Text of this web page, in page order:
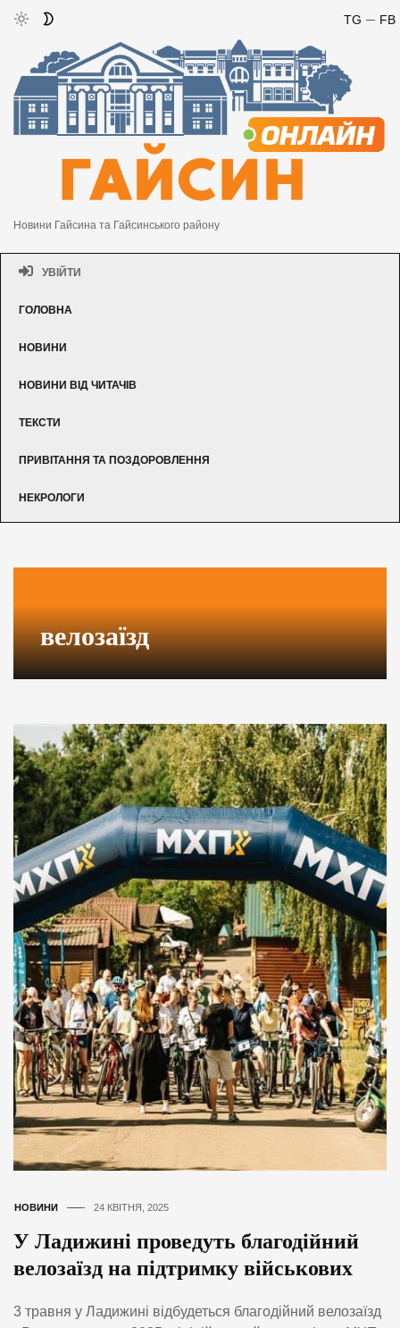
FB
TG
Новини Гайсина та Гайсинського району
УВІЙТИ
ГОЛОВНА
НОВИНИ
НОВИНИ ВІД ЧИТАЧІВ
ТЕКСТИ
ПРИВІТАННЯ ТА ПОЗДОРОВЛЕННЯ
НЕКРОЛОГИ
велозаїзд
НОВИНИ 24 КВІТНЯ, 2025
У Ладижині проведуть благодійний
велозаїзд на підтримку військових
3 травня у Ладижині відбудеться благодійний велозаїзд